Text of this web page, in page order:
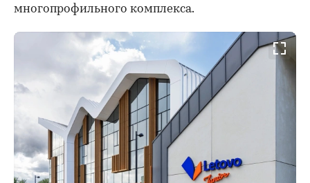
многопрофильного комплекса.